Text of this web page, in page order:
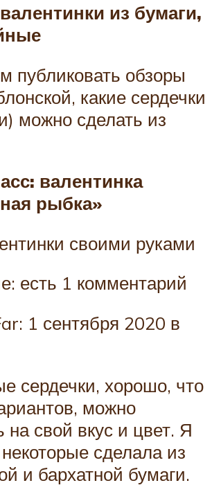
из бумаги,
публиковать обзоры
какие сердечки
можно сделать из
валентинка
рыбка»
своими руками
есть 1 комментарий
1 сентября 2020 в
сердечки, хорошо, что
можно
на свой вкус и цвет. Я
сделала из
и бархатной бумаги.